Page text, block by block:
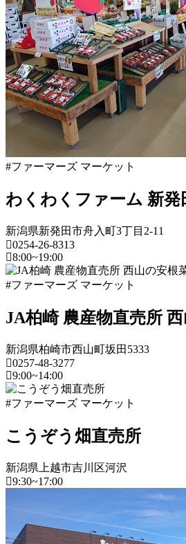
フ
ァ
ー
マ
ー
ズ
マ
ー
ト
年
8
18
日
2022
年
8
20
日
直
売
所
っ
#ファーマーズ マーケット
わくわくファーム 新発
新潟県新発田市舟入町3丁目2-11
0254-26-8313
8:00~19:00
県
ァ
ー
マ
ー
ズ
ー
ッ
ト
月
#ファーマーズ マーケット
JA柏崎 農産物直売所
新潟県柏崎市西山町坂田5333
0257-48-3277
9:00~14:00
県
ァ
ー
マ
#ファーマーズ マーケット
こうぞう畑直売所
新潟県上越市吉川区河沢
9:30~17:00